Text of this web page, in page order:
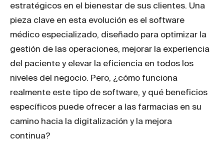
estratégicos en el bienestar de sus clientes. Una
pieza clave en esta evolución es el software
médico especializado, diseñado para optimizar la
gestión de las operaciones, mejorar la experiencia
del paciente y elevar la eficiencia en todos los
niveles del negocio. Pero, ¿cómo funciona
realmente este tipo de software, y qué beneficios
específicos puede ofrecer a las farmacias en su
camino hacia la digitalización y la mejora
continua?